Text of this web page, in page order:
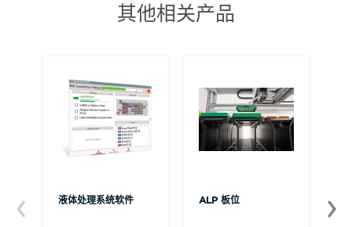
其他相关产品
液体处理系统软件 ALP 板位